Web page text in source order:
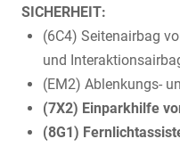
SICHERHEIT:
(6C4) Seitenairbag
und
(EM2) Ablenkungs-
(7X2) Einparkhilfe
(8G1)